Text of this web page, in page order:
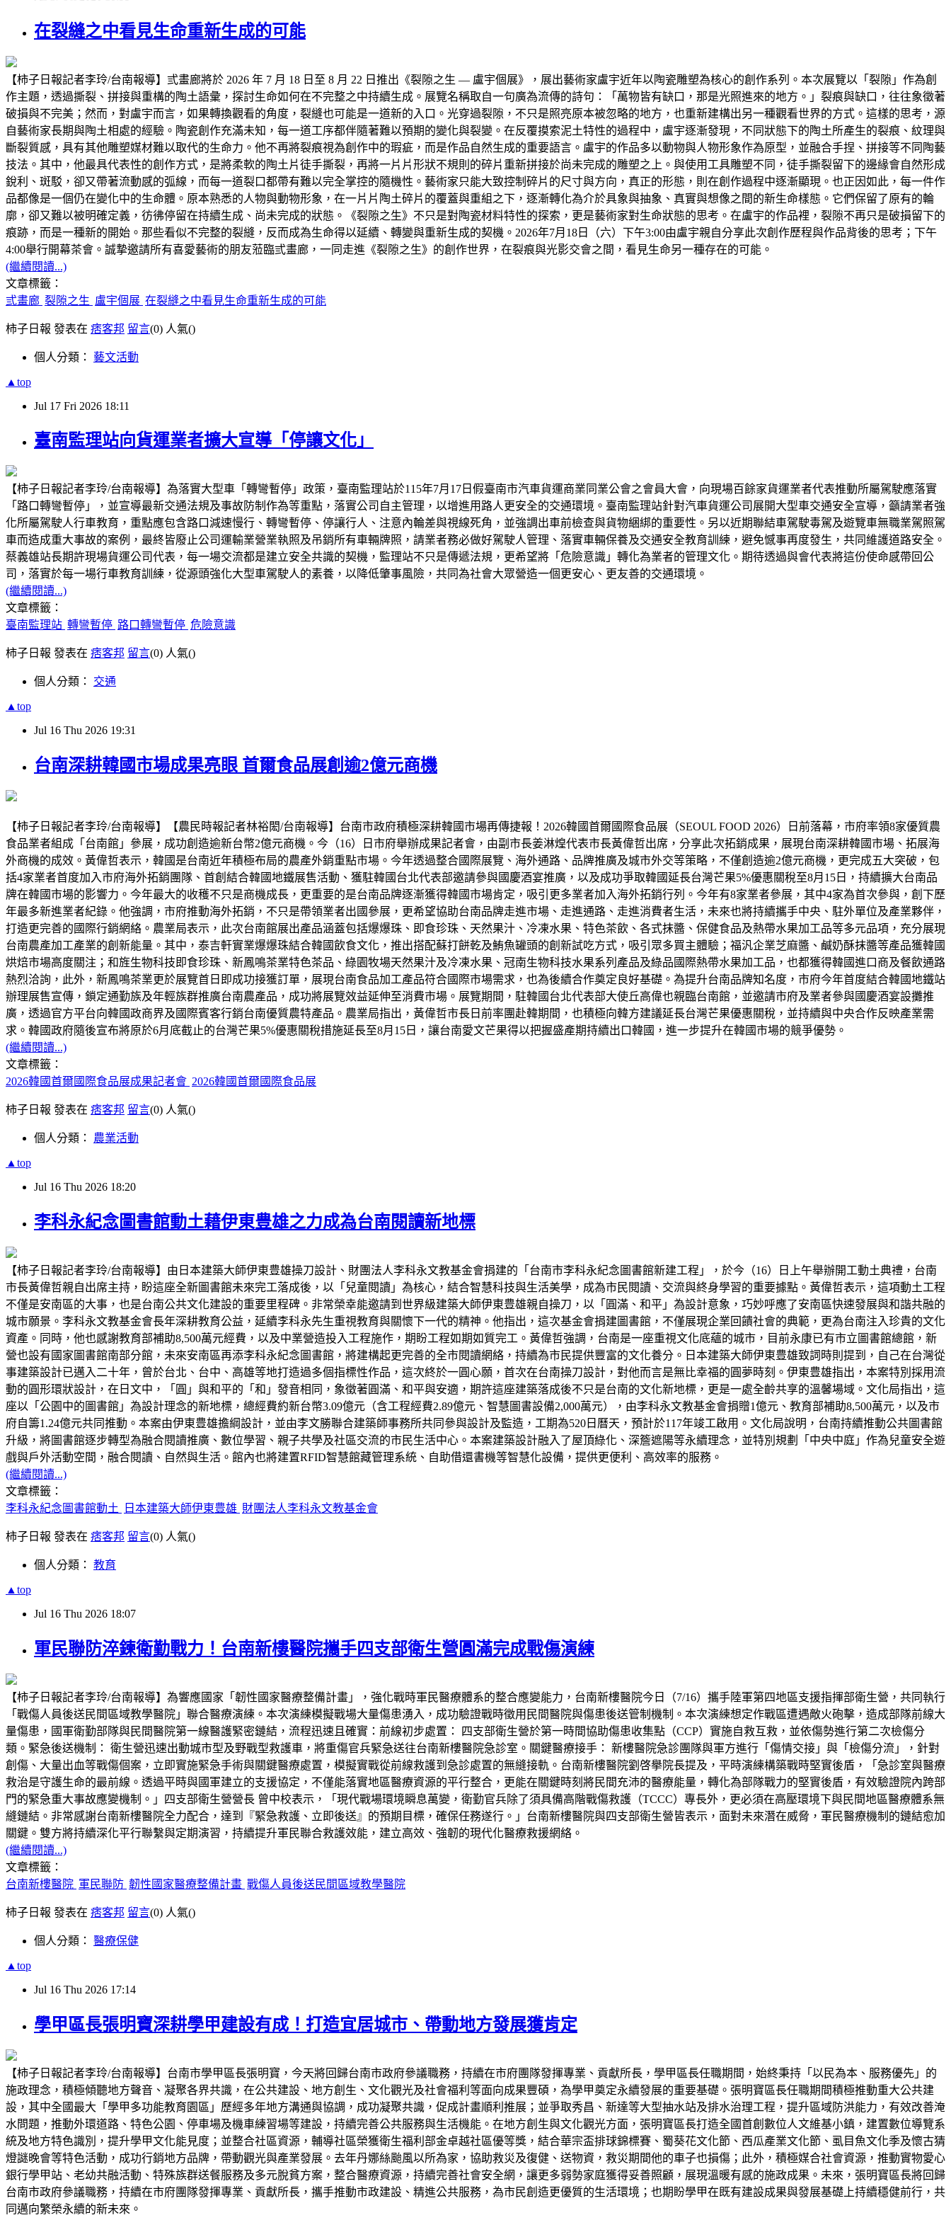
在裂縫之中看見生命重新生成的可能
【柿子日報記者李玲/台南報導】弎畫廊將於 2026 年 7 月 18 日至 8 月 22 日推出《裂隙之生 — 盧宇個展》，展出藝術家盧宇近年以陶瓷雕塑為核心的創作系列。本次展覽以「裂隙」作為創
作主題，透過撕裂、拼接與重構的陶土語彙，探討生命如何在不完整之中持續生成。展覽名稱取自一句廣為流傳的詩句：「萬物皆有缺口，那是光照進來的地方。」裂痕與缺口，往往象徵著
破損與不完美；然而，對盧宇而言，如果轉換觀看的角度，裂縫也可能是一道新的入口。光穿過裂隙，不只是照亮原本被忽略的地方，也重新建構出另一種觀看世界的方式。這樣的思考，源
自藝術家長期與陶土相處的經驗。陶瓷創作充滿未知，每一道工序都伴隨著難以預期的變化與裂變。在反覆摸索泥土特性的過程中，盧宇逐漸發現，不同狀態下的陶土所產生的裂痕、紋理與
斷裂質感，具有其他雕塑媒材難以取代的生命力。他不再將裂痕視為創作中的瑕疵，而是作品自然生成的重要語言。盧宇的作品多以動物與人物形象作為原型，並融合手捏、拼接等不同陶藝
技法。其中，他最具代表性的創作方式，是將柔軟的陶土片徒手撕裂，再將一片片形狀不規則的碎片重新拼接於尚未完成的雕塑之上。與使用工具雕塑不同，徒手撕裂留下的邊緣會自然形成
銳利、斑駁，卻又帶著流動感的弧線，而每一道裂口都帶有難以完全掌控的隨機性。藝術家只能大致控制碎片的尺寸與方向，真正的形態，則在創作過程中逐漸顯現。也正因如此，每一件作
品都像是一個仍在變化中的生命體。原本熟悉的人物與動物形象，在一片片陶土碎片的覆蓋與重組之下，逐漸轉化為介於具象與抽象、真實與想像之間的新生命樣態。它們保留了原有的輪
廓，卻又難以被明確定義，彷彿停留在持續生成、尚未完成的狀態。《裂隙之生》不只是對陶瓷材料特性的探索，更是藝術家對生命狀態的思考。在盧宇的作品裡，裂隙不再只是破損留下的
痕跡，而是一種新的開始。那些看似不完整的裂縫，反而成為生命得以延續、轉變與重新生成的契機。2026年7月18日（六）下午3:00由盧宇親自分享此次創作歷程與作品背後的思考；下午
4:00舉行開幕茶會。誠摯邀請所有喜愛藝術的朋友蒞臨弎畫廊，一同走進《裂隙之生》的創作世界，在裂痕與光影交會之間，看見生命另一種存在的可能。
(繼續閱讀...)
文章標籤：
弎畫廊 裂隙之生 盧宇個展 在裂縫之中看見生命重新生成的可能
柿子日報 發表在 痞客邦 留言(0) 人氣()
個人分類： 藝文活動
▲top
Jul 17 Fri 2026 18:11
臺南監理站向貨運業者擴大宣導「停讓文化」
【柿子日報記者李玲/台南報導】為落實大型車「轉彎暫停」政策，臺南監理站於115年7月17日假臺南市汽車貨運商業同業公會之會員大會，向現場百餘家貨運業者代表推動所屬駕駛應落實
「路口轉彎暫停」，並宣導最新交通法規及事故防制作為等重點，落實公司自主管理，以增進用路人更安全的交通環境。臺南監理站針對汽車貨運公司展開大型車交通安全宣導，籲請業者強
化所屬駕駛人行車教育，重點應包含路口減速慢行、轉彎暫停、停讓行人、注意內輪差與視線死角，並強調出車前檢查與貨物綑綁的重要性。另以近期聯結車駕駛毒駕及遊覽車無職業駕照駕
車而造成重大事故的案例，最終皆廢止公司運輸業營業執照及吊銷所有車輛牌照，請業者務必做好駕駛人管理、落實車輛保養及交通安全教育訓練，避免憾事再度發生，共同維護道路安全。
蔡義雄站長期許現場貨運公司代表，每一場交流都是建立安全共識的契機，監理站不只是傳遞法規，更希望將「危險意識」轉化為業者的管理文化。期待透過與會代表將這份使命感帶回公
司，落實於每一場行車教育訓練，從源頭強化大型車駕駛人的素養，以降低肇事風險，共同為社會大眾營造一個更安心、更友善的交通環境。
(繼續閱讀...)
文章標籤：
臺南監理站 轉彎暫停 路口轉彎暫停 危險意識
柿子日報 發表在 痞客邦 留言(0) 人氣()
個人分類： 交通
▲top
Jul 16 Thu 2026 19:31
台南深耕韓國市場成果亮眼 首爾食品展創逾2億元商機
【柿子日報記者李玲/台南報導】【農民時報記者林裕閎/台南報導】台南市政府積極深耕韓國市場再傳捷報！2026韓國首爾國際食品展（SEOUL FOOD 2026）日前落幕，市府率領8家優質農
食品業者組成「台南館」參展，成功創造逾新台幣2億元商機。今（16）日市府舉辦成果記者會，由副市長姜淋煌代表市長黃偉哲出席，分享此次拓銷成果，展現台南深耕韓國市場、拓展海
外商機的成效。黃偉哲表示，韓國是台南近年積極布局的農產外銷重點市場。今年透過整合國際展覽、海外通路、品牌推廣及城市外交等策略，不僅創造逾2億元商機，更完成五大突破，包
括4家業者首度加入市府海外拓銷團隊、首創結合韓國地鐵展售活動、獲駐韓國台北代表部邀請參與國慶酒宴推廣，以及成功爭取韓國延長台灣芒果5%優惠關稅至8月15日，持續擴大台南品
牌在韓國市場的影響力。今年最大的收穫不只是商機成長，更重要的是台南品牌逐漸獲得韓國市場肯定，吸引更多業者加入海外拓銷行列。今年有8家業者參展，其中4家為首次參與，創下歷
年最多新進業者紀錄。他強調，市府推動海外拓銷，不只是帶領業者出國參展，更希望協助台南品牌走進市場、走進通路、走進消費者生活，未來也將持續攜手中央、駐外單位及產業夥伴，
打造更完善的國際行銷網絡。農業局表示，此次台南館展出產品涵蓋包括爆爆珠、即食珍珠、天然果汁、冷凍水果、特色茶飲、各式抹醬、保健食品及熱帶水果加工品等多元品項，充分展現
台南農產加工產業的創新能量。其中，泰吉軒實業爆爆珠結合韓國飲食文化，推出搭配蘇打餅乾及鮪魚罐頭的創新試吃方式，吸引眾多買主體驗；福汎企業芝麻醬、鹹奶酥抹醬等產品獲韓國
烘焙市場高度關注；和旌生物科技即食珍珠、新鳳鳴茶業特色茶品、綠園牧場天然果汁及冷凍水果、冠南生物科技水果系列產品及綠品國際熱帶水果加工品，也都獲得韓國進口商及餐飲通路
熱烈洽詢，此外，新鳳鳴茶業更於展覽首日即成功接獲訂單，展現台南食品加工產品符合國際市場需求，也為後續合作奠定良好基礎。為提升台南品牌知名度，市府今年首度結合韓國地鐵站
辦理展售宣傳，鎖定通勤族及年輕族群推廣台南農產品，成功將展覽效益延伸至消費市場。展覽期間，駐韓國台北代表部大使丘高偉也親臨台南館，並邀請市府及業者參與國慶酒宴設攤推
廣，透過官方平台向韓國政商界及國際賓客行銷台南優質農特產品。農業局指出，黃偉哲市長日前率團赴韓期間，也積極向韓方建議延長台灣芒果優惠關稅，並持續與中央合作反映產業需
求。韓國政府隨後宣布將原於6月底截止的台灣芒果5%優惠關稅措施延長至8月15日，讓台南愛文芒果得以把握盛產期持續出口韓國，進一步提升在韓國市場的競爭優勢。
(繼續閱讀...)
文章標籤：
2026韓國首爾國際食品展成果記者會 2026韓國首爾國際食品展
柿子日報 發表在 痞客邦 留言(0) 人氣()
個人分類： 農業活動
▲top
Jul 16 Thu 2026 18:20
李科永紀念圖書館動土藉伊東豊雄之力成為台南閱讀新地標
【柿子日報記者李玲/台南報導】由日本建築大師伊東豊雄操刀設計、財團法人李科永文教基金會捐建的「台南市李科永紀念圖書館新建工程」，於今（16）日上午舉辦開工動土典禮，台南
市長黃偉哲親自出席主持，盼這座全新圖書館未來完工落成後，以「兒童閱讀」為核心，結合智慧科技與生活美學，成為市民閱讀、交流與終身學習的重要據點。黃偉哲表示，這項動土工程
不僅是安南區的大事，也是台南公共文化建設的重要里程碑。非常榮幸能邀請到世界級建築大師伊東豊雄親自操刀，以「圓滿、和平」為設計意象，巧妙呼應了安南區快速發展與和諧共融的
城市願景。李科永文教基金會長年深耕教育公益，延續李科永先生重視教育與關懷下一代的精神。他指出，這次基金會捐建圖書館，不僅展現企業回饋社會的典範，更為台南注入珍貴的文化
資產。同時，他也感謝教育部補助8,500萬元經費，以及中業營造投入工程施作，期盼工程如期如質完工。黃偉哲強調，台南是一座重視文化底蘊的城市，目前永康已有市立圖書館總館，新
營也設有國家圖書館南部分館，未來安南區再添李科永紀念圖書館，將建構起更完善的全市閱讀網絡，持續為市民提供豐富的文化養分。日本建築大師伊東豊雄致詞時則提到，自己在台灣從
事建築設計已邁入二十年，曾於台北、台中、高雄等地打造過多個指標性作品，這次終於一圓心願，首次在台南操刀設計，對他而言是無比幸福的圓夢時刻。伊東豊雄指出，本案特別採用流
動的圓形環狀設計，在日文中，「圓」與和平的「和」發音相同，象徵著圓滿、和平與安適，期許這座建築落成後不只是台南的文化新地標，更是一處全齡共享的溫馨場域。文化局指出，這
座以「公園中的圖書館」為設計理念的新地標，總經費約新台幣3.09億元（含工程經費2.89億元、智慧圖書設備2,000萬元），由李科永文教基金會捐贈1億元、教育部補助8,500萬元，以及市
府自籌1.24億元共同推動。本案由伊東豊雄擔綱設計，並由李文勝聯合建築師事務所共同參與設計及監造，工期為520日曆天，預計於117年竣工啟用。文化局說明，台南持續推動公共圖書館
升級，將圖書館逐步轉型為融合閱讀推廣、數位學習、親子共學及社區交流的市民生活中心。本案建築設計融入了屋頂綠化、深簷遮陽等永續理念，並特別規劃「中央中庭」作為兒童安全遊
戲與戶外活動空間，融合閱讀、自然與生活。館內也將建置RFID智慧館藏管理系統、自助借還書機等智慧化設備，提供更便利、高效率的服務。
(繼續閱讀...)
文章標籤：
李科永紀念圖書館動土
日本建築大師伊東豊雄 財團法人李科永文教基金會
柿子日報 發表在 痞客邦 留言(0) 人氣()
個人分類： 教育
▲top
Jul 16 Thu 2026 18:07
軍民聯防淬鍊衛勤戰力！台南新樓醫院攜手四支部衛生營圓滿完成戰傷演練
【柿子日報記者李玲/台南報導】為響應國家「韌性國家醫療整備計畫」，強化戰時軍民醫療體系的整合應變能力，台南新樓醫院今日（7/16）攜手陸軍第四地區支援指揮部衛生營，共同執行
「戰傷人員後送民間區域教學醫院」聯合醫療演練。本次演練模擬戰場大量傷患湧入，成功驗證戰時徵用民間醫院與傷患後送管制機制。本次演練想定作戰區遭遇敵火砲擊，造成部隊前線大
量傷患，國軍衛勤部隊與民間醫院第一線醫護緊密鏈結，流程迅速且確實：前線初步處置： 四支部衛生營於第一時間協助傷患收集點（CCP）實施自救互救，並依傷勢進行第二次檢傷分
類。緊急後送機制： 衛生營迅速出動城市型及野戰型救護車，將重傷官兵緊急送往台南新樓醫院急診室。關鍵醫療接手： 新樓醫院急診團隊與軍方進行「傷情交接」與「檢傷分流」，針對
創傷、大量出血等戰傷個案，立即實施緊急手術與關鍵醫療處置，模擬實戰從前線救護到急診處置的無縫接軌。台南新樓醫院劉啓擧院長提及，平時演練構築戰時堅實後盾，「急診室與醫療
救治是守護生命的最前線。透過平時與國軍建立的支援協定，不僅能落實地區醫療資源的平行整合，更能在關鍵時刻將民間充沛的醫療能量，轉化為部隊戰力的堅實後盾，有效驗證院內跨部
門的緊急重大事故應變機制。」四支部衛生營營長 曾中校表示，「現代戰場環境瞬息萬變，衛勤官兵除了須具備高階戰傷救護（TCCC）專長外，更必須在高壓環境下與民間地區醫療體系無
縫鏈結。非常感謝台南新樓醫院全力配合，達到『緊急救護、立即後送』的預期目標，確保任務遂行。」台南新樓醫院與四支部衛生營皆表示，面對未來潛在威脅，軍民醫療機制的鏈結愈加
關鍵。雙方將持續深化平行聯繫與定期演習，持續提升軍民聯合救護效能，建立高效、強韌的現代化醫療救援網絡。
(繼續閱讀...)
文章標籤：
台南新樓醫院 軍民聯防 韌性國家醫療整備計畫 戰傷人員後送民間區域教學醫院
柿子日報 發表在 痞客邦 留言(0) 人氣()
個人分類： 醫療保健
▲top
Jul 16 Thu 2026 17:14
學甲區長張明寶深耕學甲建設有成！打造宜居城市、帶動地方發展獲肯定
【柿子日報記者李玲/台南報導】台南市學甲區長張明寶，今天將回歸台南市政府參議職務，持續在市府團隊發揮專業、貢獻所長，學甲區長任職期間，始終秉持「以民為本、服務優先」的
施政理念，積極傾聽地方聲音、凝聚各界共識，在公共建設、地方創生、文化觀光及社會福利等面向成果豐碩，為學甲奠定永續發展的重要基礎。張明寶區長任職期間積極推動重大公共建
設，其中全國最大「學甲多功能教育園區」歷經多年地方溝通與協調，成功凝聚共識，促成計畫順利推展；並爭取秀昌、新達等大型抽水站及排水治理工程，提升區域防洪能力，有效改善淹
水問題，推動外環道路、特色公園、停車場及機車練習場等建設，持續完善公共服務與生活機能。在地方創生與文化觀光方面，張明寶區長打造全國首創數位人文維基小鎮，建置數位導覽系
統及地方特色識別，提升學甲文化能見度；並整合社區資源，輔導社區榮獲衛生福利部金卓越社區優等獎，結合華宗盃排球錦標賽、蜀葵花文化節、西瓜產業文化節、虱目魚文化季及懷古猜
燈謎晚會等特色活動，成功行銷地方品牌，帶動觀光與產業發展。去年丹娜絲颱風以所為家，協助救災及復健、送物資，救災期間他的車子也損傷；此外，積極媒合社會資源，推動實物愛心
銀行學甲站、老幼共融活動、特殊族群送餐服務及多元脫貧方案，整合醫療資源，持續完善社會安全網，讓更多弱勢家庭獲得妥善照顧，展現溫暖有感的施政成果。未來，張明寶區長將回歸
台南市政府參議職務，持續在市府團隊發揮專業、貢獻所長，攜手推動市政建設、精進公共服務，為市民創造更優質的生活環境；也期盼學甲在既有建設成果與發展基礎上持續穩健前行，共
同邁向繁榮永續的新未來。